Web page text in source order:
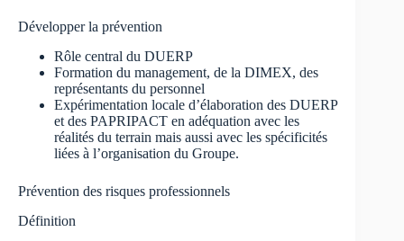
Développer la prévention
Rôle central du DUERP
Formation du management, de la DIMEX, des
représentants du personnel
Expérimentation locale d’élaboration des DUERP
et des PAPRIPACT en adéquation avec les
réalités du terrain mais aussi avec les spécificités
liées à l’organisation du Groupe.
Prévention des risques professionnels
Définition